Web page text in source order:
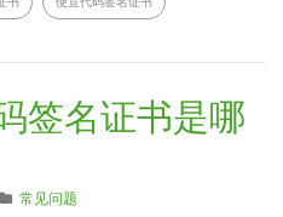
签名证书是哪
常见问题